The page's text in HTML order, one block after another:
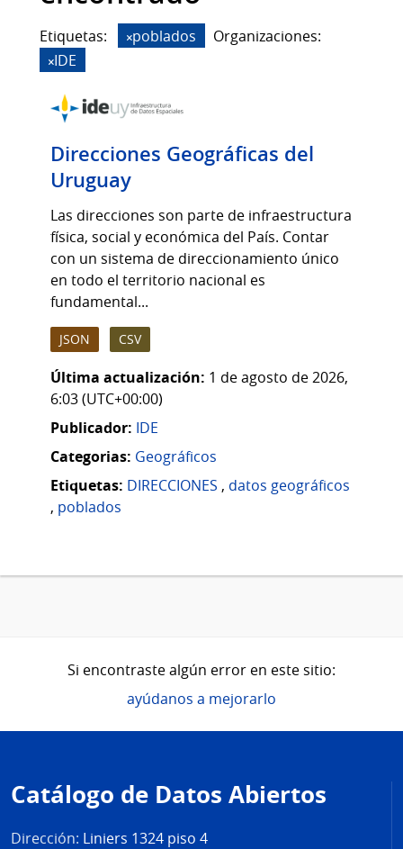
Etiquetas: poblados
Organizaciones:
IDE
Direcciones Geográficas del
Uruguay
Las direcciones son parte de infraestructura
física, social y económica del País. Contar
con un sistema de direccionamiento único
en todo el territorio nacional es
fundamental...
JSON CSV
Última actualización: 1 de agosto de 2026,
6:03 (UTC+00:00)
Publicador: IDE
Categorias: Geográficos
Etiquetas: DIRECCIONES , datos geográficos
, poblados
Si encontraste algún error en este sitio:
ayúdanos a mejorarlo
de
página
Catálogo de Datos Abiertos
Dirección: Liniers 1324 piso 4